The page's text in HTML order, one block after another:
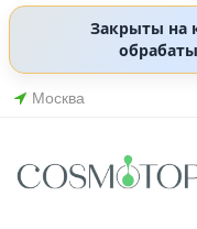
Закрыты на
Москва